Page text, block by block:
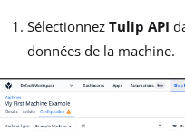
Sélectionnez Tulip API
données de la machine.